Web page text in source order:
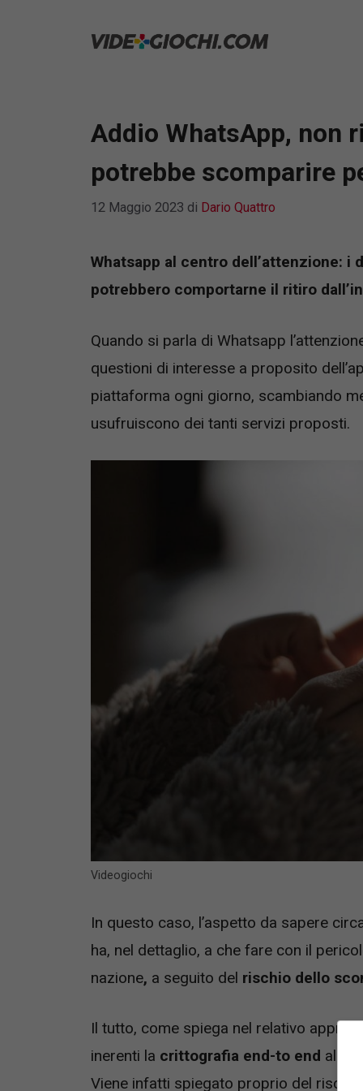
Addio WhatsApp, non
potrebbe scomparire
12 Maggio 2023 di Dario Quattro
Whatsapp al centro dell’attenzione:
potrebbero comportarne il ritiro
Quando si parla di Whatsapp
questioni di interesse a proposito
piattaforma ogni giorno, scambiando
usufruiscono dei tanti servizi proposti.
Videogiochi
In questo caso, l’aspetto da sapere
ha, nel dettaglio, a che fare con il
nazione, a seguito del rischio dello
Il tutto, come spiega nel relativo
inerenti la crittografia end-to end
Viene infatti spiegato proprio del